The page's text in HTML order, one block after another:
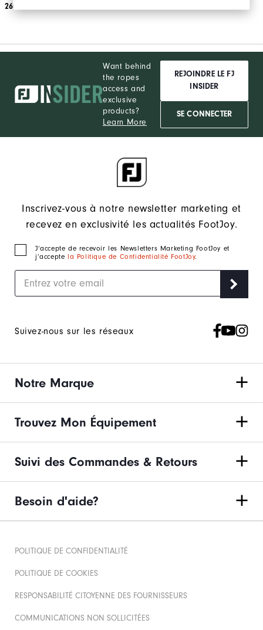
260€
Want behind
the ropes
access and
exclusive
products?
Learn More
REJOINDRE LE FJ
INSIDER
SE CONNECTER
Inscrivez-vous à notre newsletter marketing et
recevez en exclusivité les actualités FootJoy.
J‘accepte de recevoir les Newsletters Marketing FootJoy et
j’accepte la Politique de Confidentialité FootJoy.
Suivez-nous sur les réseaux
Notre Marque
Trouvez Mon Équipement
Suivi des Commandes & Retours
Besoin d'aide?
POLITIQUE DE CONFIDENTIALITÉ
POLITIQUE DE COOKIES
RESPONSABILITÉ CITOYENNE DES FOURNISSEURS
COMMUNICATIONS NON SOLLICITÉES